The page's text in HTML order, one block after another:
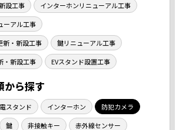
設工事
インターホンリニューアル工事
ーアル工事
新・新設工事
鍵リニューアル工事
・新設工事
EVスタンド設置工事
から探す
スタンド インターホン
防犯カメラ
鍵 非接触キー
赤外線センサー